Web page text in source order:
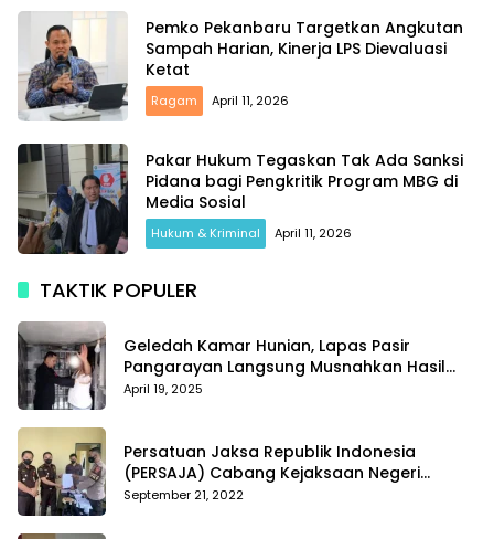
Pemko Pekanbaru Targetkan Angkutan
Sampah Harian, Kinerja LPS Dievaluasi
Ketat
Ragam April 11, 2026
Pakar Hukum Tegaskan Tak Ada Sanksi
Pidana bagi Pengkritik Program MBG di
Media Sosial
Hukum & Kriminal April 11, 2026
TAKTIK POPULER
Geledah Kamar Hunian, Lapas Pasir
Pangarayan Langsung Musnahkan Hasil
Temuan
April 19, 2025
Persatuan Jaksa Republik Indonesia
(PERSAJA) Cabang Kejaksaan Negeri
Tanggamus resmi melaporkan Alvin Lim ke
September 21, 2022